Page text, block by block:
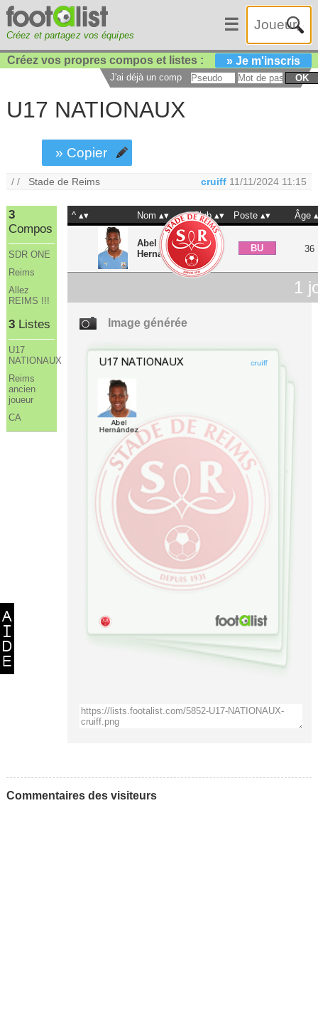
Créez et partagez vos équipes
☰
Créez vos propres compos et listes : » Je m'inscris
J'ai déjà un compte : OK
U17 NATIONAUX
» Copier
/ / Stade de Reims cruiff 11/11/2024 11:15
3
Compos
SDR ONE
Reims
Allez
REIMS !!!
3Listes
U17
NATIONAUX
Reims
ancien
joueur
CA
^ Nom Club Poste Âge
Abel
Hernández
BU 36
1
Image générée
Commentaires des visiteurs